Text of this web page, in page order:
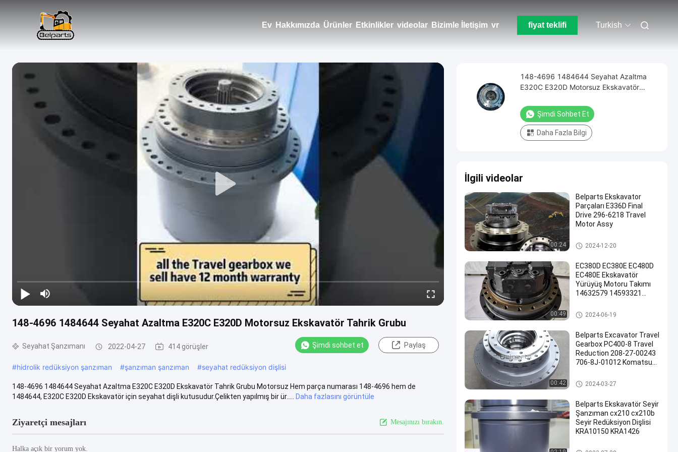
Ev Hakkımızda Ürünler Etkinlikler videolar Bizimle İletişim vr fiyat teklifi Turkish
148-4696 1484644 Seyahat Azaltma E320C E320D Motorsuz Ekskavatör Tahrik Grubu
Seyahat Şanzımanı 2022-04-27 414 görüşler Şimdi sohbet et Paylaş
#hidrolik redüksiyon şanzıman #şanzıman şanzıman #seyahat redüksiyon dişlisi
148-4696 1484644 Seyahat Azaltma E320C E320D Ekskavatör Tahrik Grubu Motorsuz Hem parça numarası 148-4696 hem de
1484644, E320C E320D Ekskavatör için seyahat dişli kutusudur.Çelikten yapılmış bir ür.....
Daha fazlasını görüntüle
Ziyaretçi mesajları Mesajınızı bırakın.
Halka açık bir yorum yok.
148-4696 1484644 Seyahat Azaltma
E320C E320D Motorsuz Ekskavatör
Şimdi Sohbet Et
Daha Fazla Bilgi
İlgili videolar
00:24
Belparts Ekskavator
Parçaları E336D Final
Drive 296-6218 Travel
Motor Assy
Seyahat Motor Takma
2024-12-20
00:49
EC380D EC380E EC480D
EC480E Ekskavatör
Yürüyüş Motoru Takımı
14632579 14593321
Seyahat Motor Takma
2024-06-19
00:42
Belparts Excavator Travel
Gearbox PC400-8 Travel
Reduction 208-27-00243
706-8J-01012 Komatsu
Seyahat Şanzımanı
2024-03-27
Belparts Ekskavatör Seyir
Şanzıman cx210 cx210b
Seyir Redüksiyon Dişlisi
KRA10150 KRA1426
Seyahat Şanzımanı